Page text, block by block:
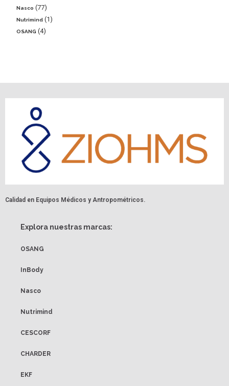
Nasco 77
Nutrimind 1
OSANG 4
Calidad en Equipos Médicos y Antropométricos.
Explora nuestras marcas:
OSANG
InBody
Nasco
Nutrimind
CESCORF
CHARDER
EKF